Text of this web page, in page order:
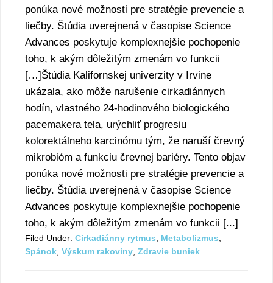
ponúka nové možnosti pre stratégie prevencie a
liečby. Štúdia uverejnená v časopise Science
Advances poskytuje komplexnejšie pochopenie
toho, k akým dôležitým zmenám vo funkcii
[…]Štúdia Kalifornskej univerzity v Irvine
ukázala, ako môže narušenie cirkadiánnych
hodín, vlastného 24-hodinového biologického
pacemakera tela, urýchliť progresiu
kolorektálneho karcinómu tým, že naruší črevný
mikrobióm a funkciu črevnej bariéry. Tento objav
ponúka nové možnosti pre stratégie prevencie a
liečby. Štúdia uverejnená v časopise Science
Advances poskytuje komplexnejšie pochopenie
toho, k akým dôležitým zmenám vo funkcii [...]
Filed Under: Cirkadiánny rytmus, Metabolizmus,
Spánok, Výskum rakoviny, Zdravie buniek